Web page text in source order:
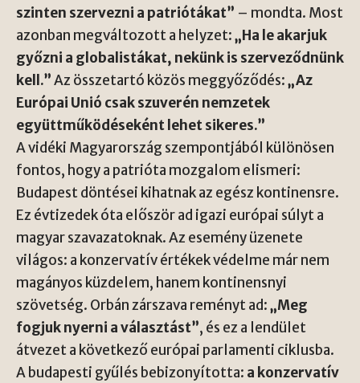
szinten szervezni a patriótákat” – mondta. Most
azonban megváltozott a helyzet:„Ha le akarjuk
győzni a globalistákat, nekünk is szerveződnünk
kell.”Az összetartó közös meggyőződés:„Az
Európai Unió csak szuverén nemzetek
együttműködéseként lehet sikeres.”
A vidéki Magyarország szempontjából különösen
fontos, hogy a patrióta mozgalom elismeri:
Budapest döntései kihatnak az egész kontinensre.
Ez évtizedek óta először ad igazi európai súlyt a
magyar szavazatoknak. Az esemény üzenete
világos: a konzervatív értékek védelme már nem
magányos küzdelem, hanem kontinensnyi
szövetség. Orbán zárszava reményt ad:„Meg
fogjuk nyerni a választást”, és ez a lendület
átvezet a következő európai parlamenti ciklusba.
A budapesti gyűlés bebizonyította: a konzervatív